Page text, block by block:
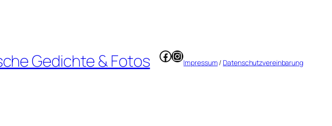
Gedichte & Fotos Facebook
Instagram
Impressum / Datenschutzvereinbarung